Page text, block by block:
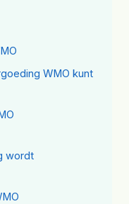
WMO kunt
wordt